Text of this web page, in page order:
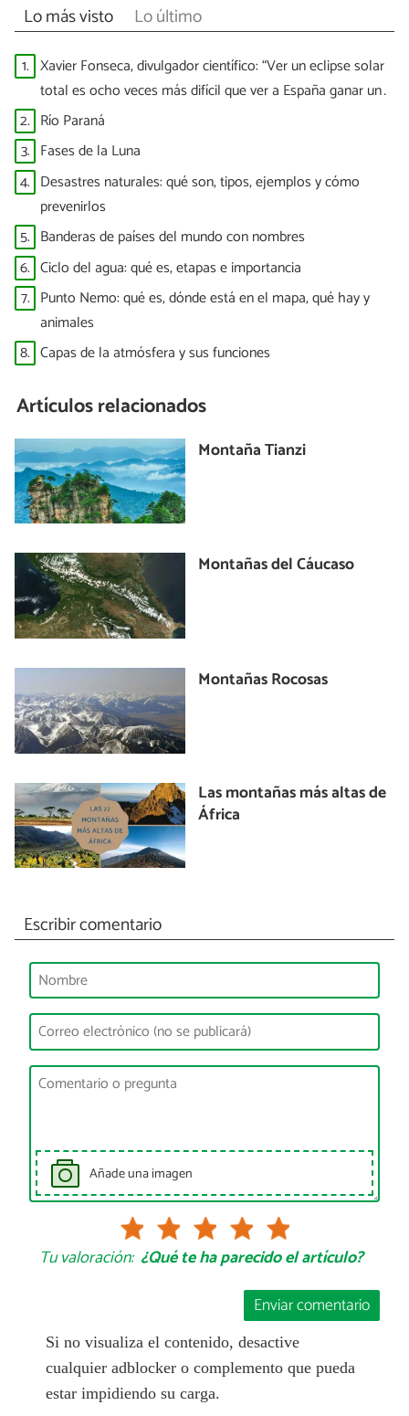
Lo más visto Lo último
1. Xavier Fonseca, divulgador científico: “Ver un eclipse solar
total es ocho veces más difícil que ver a España ganar un
Mundial”
2. Río Paraná
3. Fases de la Luna
4. Desastres naturales: qué son, tipos, ejemplos y cómo
prevenirlos
5. Banderas de países del mundo con nombres
6. Ciclo del agua: qué es, etapas e importancia
7. Punto Nemo: qué es, dónde está en el mapa, qué hay y
animales
8. Capas de la atmósfera y sus funciones
Artículos relacionados
Montaña Tianzi
Montañas del Cáucaso
Montañas Rocosas
Las montañas más altas de
África
Escribir comentario
Añade una imagen
Tu valoración: ¿Qué te ha parecido el artículo?
Enviar comentario
Si no visualiza el contenido, desactive
cualquier adblocker o complemento que pueda
estar impidiendo su carga.